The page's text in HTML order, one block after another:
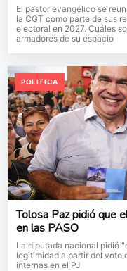
El pastor evangélico se
la CGT como parte de sus
electoral en 2027. Cuáles
armadores de su espacio
POLITICA
Tolosa Paz pidió que
en las PASO
La diputada nacional pidió
legitimidad a partir del voto
internas en el PJ